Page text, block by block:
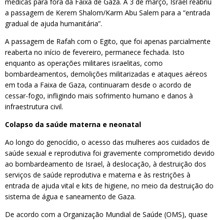
a passagem de Kerem Shalom/Karm Abu Salem para a “entrada
gradual de ajuda humanitária”.
A passagem de Rafah com o Egito, que foi apenas parcialmente
reaberta no início de fevereiro, permanece fechada. Isto
enquanto as operações militares israelitas, como
bombardeamentos, demolições militarizadas e ataques aéreos
em toda a Faixa de Gaza, continuaram desde o acordo de
cessar-fogo, infligindo mais sofrimento humano e danos à
infraestrutura civil.
Colapso da saúde materna e neonatal
Ao longo do genocídio, o acesso das mulheres aos cuidados de
saúde sexual e reprodutiva foi gravemente comprometido devido
ao bombardeamento de Israel, à deslocação, à destruição dos
serviços de saúde reprodutiva e materna e às restrições à
entrada de ajuda vital e kits de higiene, no meio da destruição do
sistema de água e saneamento de Gaza.
De acordo com a Organização Mundial de Saúde (OMS), quase